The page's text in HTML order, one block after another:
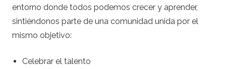
entorno donde todos podemos crecer y aprender,
sintiéndonos parte de una comunidad unida por el
mismo objetivo:
Celebrar el talento